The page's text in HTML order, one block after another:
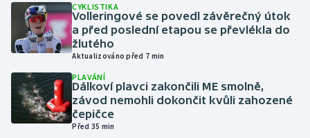
Judo
Krasobruslení
Lezení
Lyže a snowboard
CYKLISTIKA
Volleringové se povedl závěrečný útok
a před poslední etapou se převlékla do
žlutého
Aktualizováno před 7 min
PLAVÁNÍ
Dálkoví plavci zakončili ME smolně,
závod nemohli dokončit kvůli zahozené
čepičce
Před 35 min